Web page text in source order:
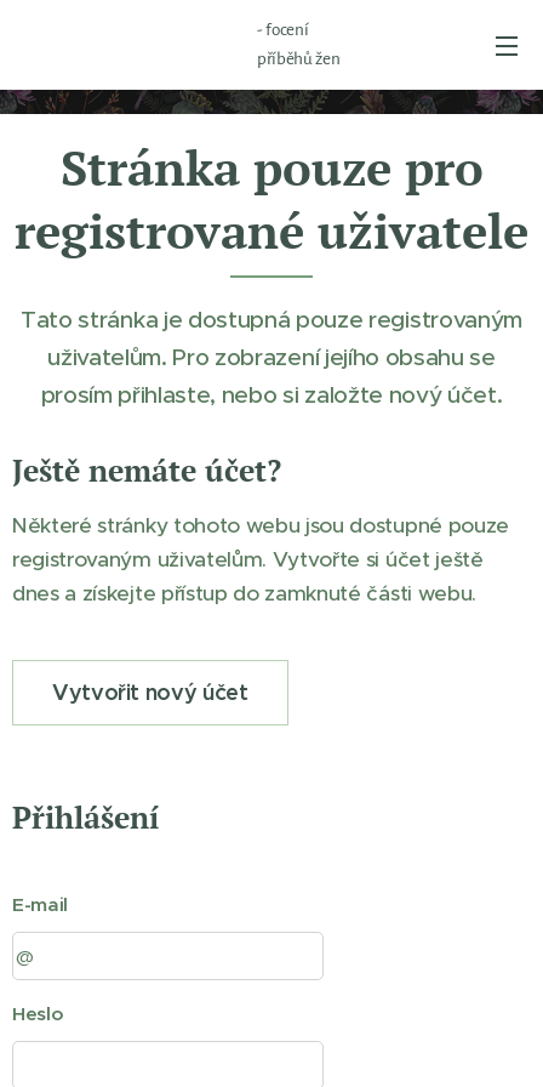
- focení
příběhů žen
Stránka pouze pro
registrované uživatele
Tato stránka je dostupná pouze registrovaným
uživatelům. Pro zobrazení jejího obsahu se
prosím přihlaste, nebo si založte nový účet.
Ještě nemáte účet?
Některé stránky tohoto webu jsou dostupné pouze
registrovaným uživatelům. Vytvořte si účet ještě
dnes a získejte přístup do zamknuté části webu.
Vytvořit nový účet
Přihlášení
E-mail
Heslo